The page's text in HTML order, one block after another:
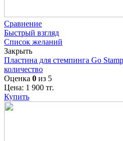
Сравнение
Быстрый взгляд
Список желаний
Закрыть
Пластина для стемпинга Go
количество
Оценка 0 из 5
Цена: 1 900 тг.
Купить